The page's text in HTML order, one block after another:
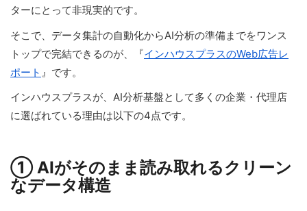
ターにとって非現実的です。
そこで、データ集計の自動化からAI分析の準備までをワンス
トップで完結できるのが、『インハウスプラスのWeb広告レ
ポート 』です。
インハウスプラスが、AI分析基盤として多くの企業・代理店
に選ばれている理由は以下の4点です。
① AIがそのまま読み取れるクリーン
なデータ構造